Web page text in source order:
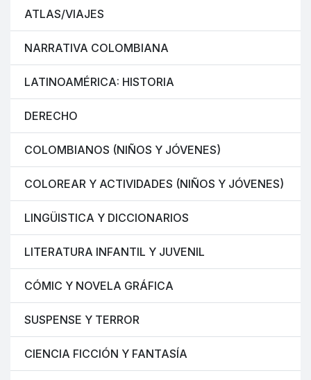
ATLAS/VIAJES
NARRATIVA COLOMBIANA
LATINOAMÉRICA: HISTORIA
DERECHO
COLOMBIANOS (NIÑOS Y JÓVENES)
COLOREAR Y ACTIVIDADES (NIÑOS Y JÓVENES)
LINGÜISTICA Y DICCIONARIOS
LITERATURA INFANTIL Y JUVENIL
CÓMIC Y NOVELA GRÁFICA
SUSPENSE Y TERROR
CIENCIA FICCIÓN Y FANTASÍA